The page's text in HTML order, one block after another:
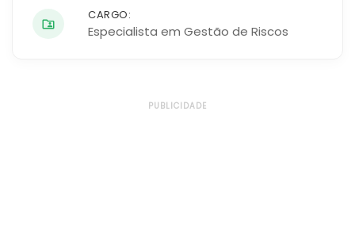
CARGO:
Especialista em Gestão de Riscos
PUBLICIDADE